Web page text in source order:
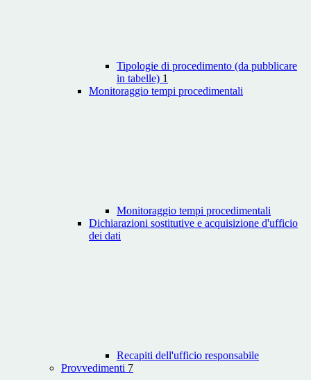
Tipologie di procedimento (da pubblicare
in tabelle) 1
Monitoraggio tempi procedimentali
Monitoraggio tempi procedimentali
Dichiarazioni sostitutive e acquisizione d'ufficio
dei dati
Recapiti dell'ufficio responsabile
Provvedimenti 7